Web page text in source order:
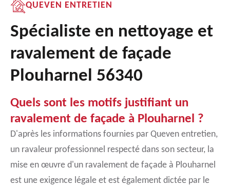
QUEVEN ENTRETIEN
Spécialiste en nettoyage et
ravalement de façade
Plouharnel 56340
Quels sont les motifs justifiant un
ravalement de façade à Plouharnel ?
D'après les informations fournies par Queven entretien,
un ravaleur professionnel respecté dans son secteur, la
mise en œuvre d'un ravalement de façade à Plouharnel
est une exigence légale et est également dictée par le